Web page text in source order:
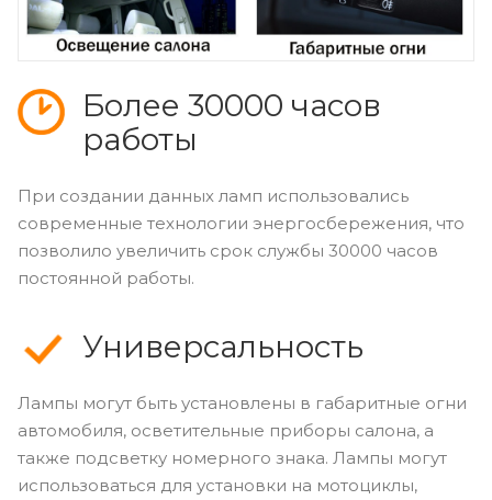
Более 30000 часов
работы
При создании данных ламп использовались
современные технологии энергосбережения, что
позволило увеличить срок службы 30000 часов
постоянной работы.
Универсальность
Лампы могут быть установлены в габаритные огни
автомобиля, осветительные приборы салона, а
также подсветку номерного знака. Лампы могут
использоваться для установки на мотоциклы,